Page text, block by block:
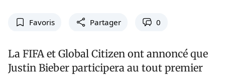
Favoris Partager 0
La FIFA et Global Citizen ont annoncé que
Justin Bieber participera au tout premier